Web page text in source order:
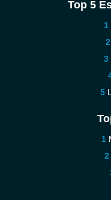
Top 5